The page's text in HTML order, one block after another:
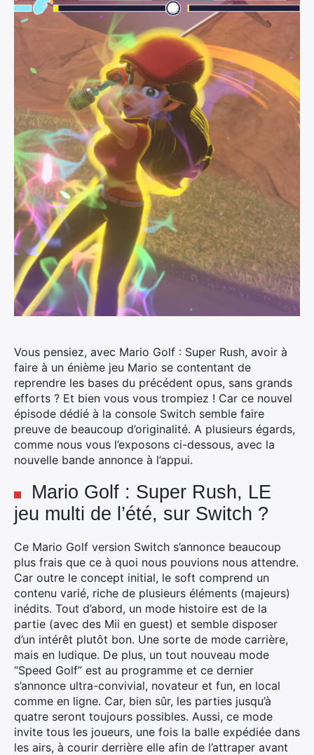
Vous pensiez, avec Mario Golf : Super Rush, avoir à
faire à un énième jeu Mario se contentant de
reprendre les bases du précédent opus, sans grands
efforts ? Et bien vous vous trompiez ! Car ce nouvel
épisode dédié à la console Switch semble faire
preuve de beaucoup d’originalité. A plusieurs égards,
comme nous vous l’exposons ci-dessous, avec la
nouvelle bande annonce à l’appui.
Mario Golf : Super Rush, LE
jeu multi de l’été, sur Switch ?
Ce Mario Golf version Switch s’annonce beaucoup
plus frais que ce à quoi nous pouvions nous attendre.
Car outre le concept initial, le soft comprend un
contenu varié, riche de plusieurs éléments (majeurs)
inédits. Tout d’abord, un mode histoire est de la
partie (avec des Mii en guest) et semble disposer
d’un intérêt plutôt bon. Une sorte de mode carrière,
mais en ludique. De plus, un tout nouveau mode
“Speed Golf” est au programme et ce dernier
s’annonce ultra-convivial, novateur et fun, en local
comme en ligne. Car, bien sûr, les parties jusqu’à
quatre seront toujours possibles. Aussi, ce mode
invite tous les joueurs, une fois la balle expédiée dans
les airs, à courir derrière elle afin de l’attraper avant